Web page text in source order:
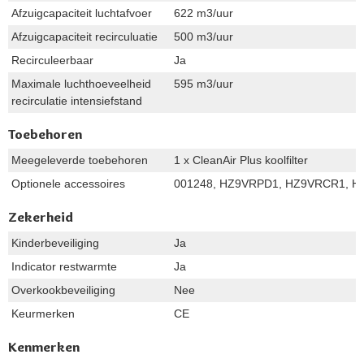
Afzuigcapaciteit luchtafvoer
622 m3/uur
Afzuigcapaciteit recirculuatie
500 m3/uur
Recirculeerbaar
Ja
Maximale luchthoeveelheid
recirculatie intensiefstand
595 m3/uur
Toebehoren
Meegeleverde toebehoren
1 x CleanAir Plus koolfilter
Optionele accessoires
001248, HZ9VRPD1, HZ9VRCR1,
Zekerheid
Kinderbeveiliging
Ja
Indicator restwarmte
Ja
Overkookbeveiliging
Nee
Keurmerken
CE
Kenmerken